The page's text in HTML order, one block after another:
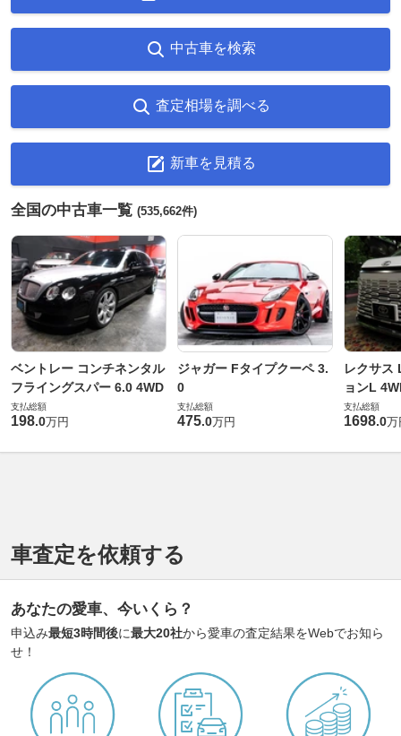
中古車を検索
査定相場を調べる
新車を見積る
全国の中古車一覧 (535,662件)
ベントレー コンチネンタル
フライングスパー 6.0 4WD
支払総額
198.0万円
ジャガー Fタイプクーペ 3.
0
支払総額
475.0万円
レクサス
ョンL
支払総額
1698.0万
車査定を依頼する
あなたの愛車、今いくら？
申込み最短3時間後に最大20社から愛車の査定結果をWebでお知ら
せ！